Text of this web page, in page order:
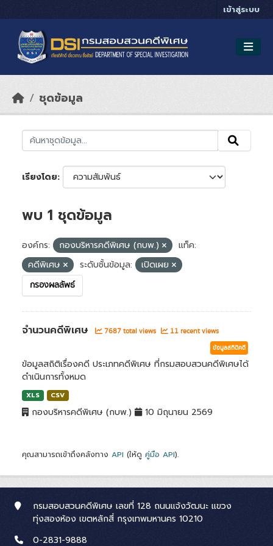
เข้าสู่ระบบ
ชุดข้อมูล
เรียงโดย
พบ 1 ชุดข้อมูล
องค์กร: กองบริหารคดีพิเศษ (กบพ.)
แท็ค:
คดีพิเศษ
ระดับชั้นข้อมูล: เปิดเผย
กรองผลลัพธ์
จำนวนคดีพิเศษ 7687 total views 11 recent views
ข้อมูลสถิติคดี
ข้อมูลสถิติเรื่องคดี ประเภทคดีพิเศษ ที่กรมสอบสวนคดีพิเศษได้
ดำเนินการทั้งหมด
XLS CSV
กองบริหารคดีพิเศษ (กบพ.) 10 มิถุนายน 2569
คุณสามารถเข้าถึงคลังทาง API (ให้ดู คู่มือ API).
กรมสอบสวนคดีพิเศษ เลขที่ 128 ถนนแจ้งวัฒนะ แขวง
ทุ่งสองห้อง เขตหลักสี่ กรุงเทพมหานคร 10210
0-2831-9888